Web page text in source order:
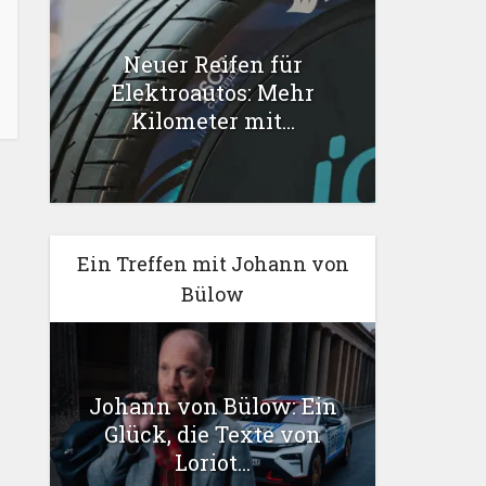
Neuer Reifen für
Elektroautos: Mehr
Kilometer mit...
Ein Treffen mit Johann von
Bülow
Johann von Bülow: Ein
Glück, die Texte von
Loriot...